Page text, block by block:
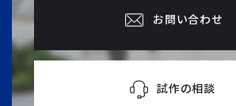
お問い合わせ
試作の相談